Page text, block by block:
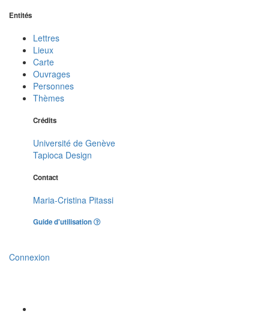
Entités
Lettres
Lieux
Carte
Ouvrages
Personnes
Thèmes
Crédits
Université de Genève
Tapioca Design
Contact
Maria-Cristina Pitassi
Guide d'utilisation
Connexion